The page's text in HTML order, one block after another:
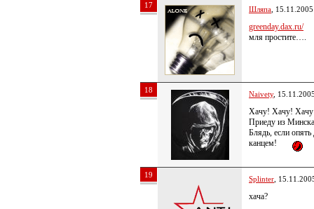
17 Шляпа ,
greenday.dax.ru/
мля простите….
18 Naivety,
Хачу! Хачу!
Приеду из
Блядь, если
канцем!
19 Splinter ,
хача?